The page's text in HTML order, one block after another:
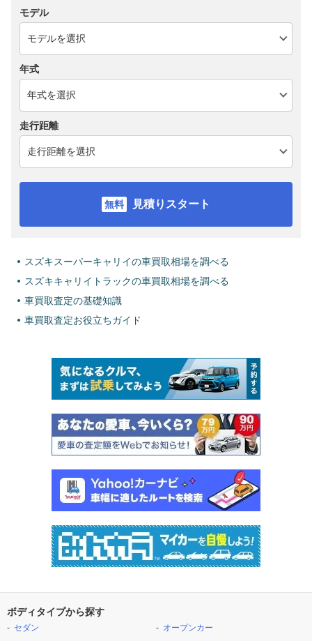
モデル
年式
走行距離
見積りスタート
スズキスーパーキャリイの車買取相場を調べる
スズキキャリイトラックの車買取相場を調べる
車買取査定の基礎知識
車買取査定お役立ちガイド
ボディタイプから探す
セダン
オープンカー